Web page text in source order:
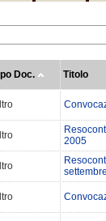
Doc. Titolo
2005